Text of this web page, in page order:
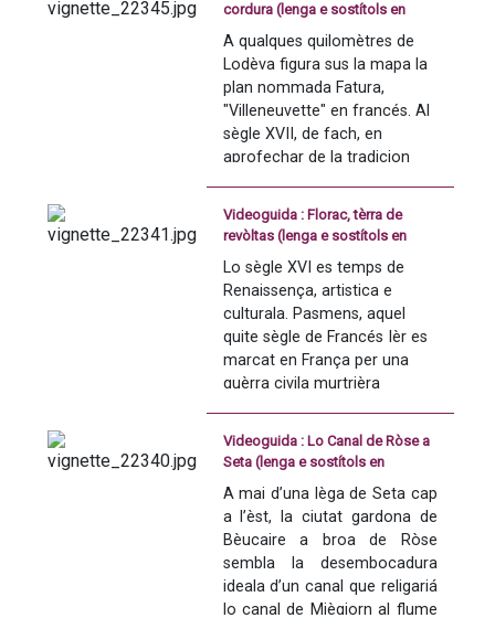
Aquesta videoguida
d'animacion foguèt realizada
en 2014 dins l'encastre del
projècte e-Anem, finançat pel
FEDER en Lengadòc-
Rosselhon.
Rosselhon.
Version occitana sostitolada
en occitan
successivas que tresvirèron
lo reialme en general e
aquesta region en particular.
En 1685, la revocacion de
l’Edicte de Nantas, edicte de
tolerància religiosa signat en
1598 per Enric IV, pòrta un
còp fatal a la fe protestanta
dins lo reialme de França. Fins
los uganauds son forçats
d’abjurar lor fe. Los que
refusan prenon lo camin de
l’exili o de la clandestinitat
amb, se son desmascats, lo
Darrièra etapa de las luchas
protestantas qu’an per tòca
la liura practica de lor religion,
la revòlta dels camisards
constituís un episòdi
important de l’istòria de
Cevenas.
Aquesta videoguida
cordura (lenga e sostítols en
occitan)
A qualques quilomètres de
Lodèva figura sus la mapa la
plan nommada Fatura,
"Villeneuvette" en francés. Al
sègle XVII, de fach, en
aprofechar de la tradicion
crèa una manufactura
drapièra qu’a l’entorn, de fial
en cordura e jos l’impulsion
de sos directors, se
desvelopa una vila nòva que
vos propausam de ne
descobrir l’istòria.
Aquesta videoguida
d'animacion foguèt realizada
en 2014 dins l'encastre del
projècte e-Anem, finançat pel
Rosselhon.
Version occitana sostitolada
en occitan
Videoguida : Florac, tèrra de
revòltas (lenga e sostítols en
occitan)
Lo sègle XVI es temps de
Renaissença, artistica e
culturala. Pasmens, aquel
quite sègle de Francés Ièr es
marcat en França per una
guèrra civila murtrièra
decenni, catolics e
protestants.
A comptar de la primièra
mitat del sègle XVI se
desvolopa, dins çò que
demòra una provincia del
Sant Empèri roman germanic,
Videoguida : Lo Canal de Ròse a
Seta (lenga e sostítols en
occitan)
A mai d’una lèga de Seta cap
a l’èst, la ciutat gardona de
Bèucaire a broa de Ròse
sembla la desembocadura
ideala d’un canal que religariá
lo canal de Miègjorn al flume